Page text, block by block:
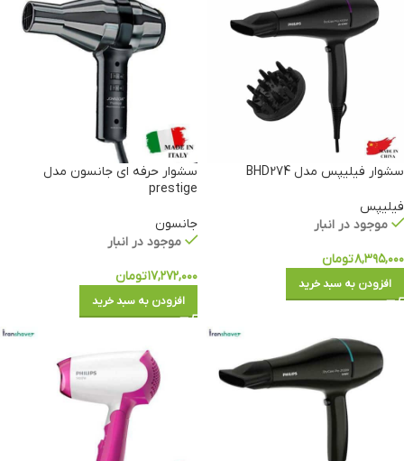
سشوار فیلیپس مدل BHD274
فیلیپس
موجود در انبار
۸,۳۹۵,۰۰۰تومان
افزودن به سبد خرید
سشوار حرفه ای جانسون مدل
prestige
جانسون
موجود در انبار
۱۷,۲۷۲,۰۰۰تومان
افزودن به سبد خرید